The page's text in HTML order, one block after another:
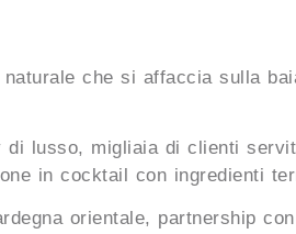
che si affaccia sulla
lusso, migliaia di clienti
in cocktail con ingredienti
orientale, partnership